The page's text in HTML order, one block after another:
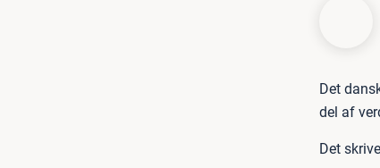
Det
del af
Det